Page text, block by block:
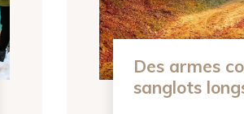
Des armes
sanglots